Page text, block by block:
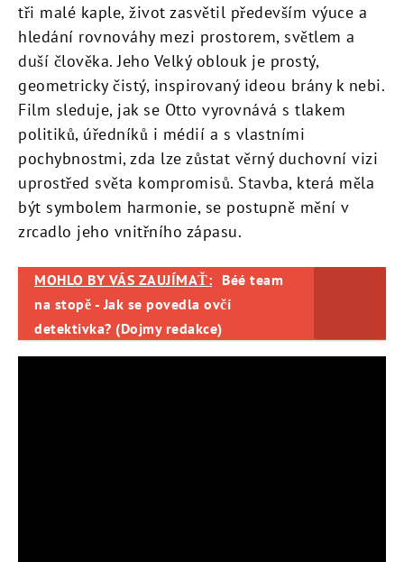
tři malé kaple, život zasvětil především výuce a
hledání rovnováhy mezi prostorem, světlem a
duší člověka. Jeho Velký oblouk je prostý,
geometricky čistý, inspirovaný ideou brány k nebi.
Film sleduje, jak se Otto vyrovnává s tlakem
politiků, úředníků i médií a s vlastními
pochybnostmi, zda lze zůstat věrný duchovní vizi
uprostřed světa kompromisů. Stavba, která měla
být symbolem harmonie, se postupně mění v
zrcadlo jeho vnitřního zápasu.
MOHLO BY VÁS ZAUJÍMAŤ: Béé team
na stopě - Jak se povedla ovčí
detektivka? (Dojmy redakce)